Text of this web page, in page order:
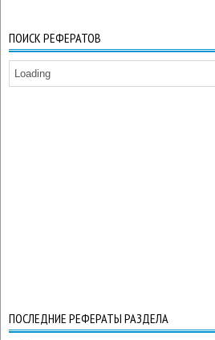
ПОИСК РЕФЕРАТОВ
Loading
ПОСЛЕДНИЕ РЕФЕРАТЫ РАЗДЕЛА